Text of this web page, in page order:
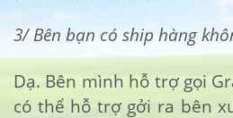
3/ Bên bạn có ship hàng
Dạ. Bên mình hỗ trợ gọi
có thể hỗ trợ gởi ra bên